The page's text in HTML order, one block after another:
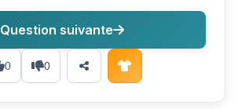
0 0
Question suivante